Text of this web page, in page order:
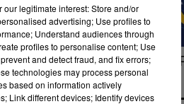
legitimate interest: Store and/or
advertising; Use profiles to
Understand audiences through
profiles to personalise content; Use
and detect fraud, and fix errors;
technologies may process personal
based on information actively
Link different devices; Identify devices